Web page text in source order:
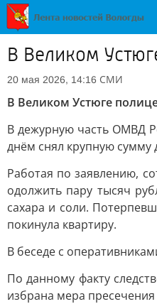
В Великом
20 мая 2026, 14:16 СМИ
В Великом Устюге
В дежурную часть ОМВД
днём снял крупную сумму
Работая по заявлению,
одолжить пару тысяч
сахара и соли.
покинула квартиру.
В беседе с
По данному факту
избрана мера